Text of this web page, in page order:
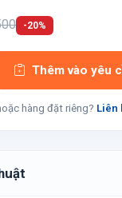
-20%
Thêm vào yêu
hàng đặt riêng? Liên